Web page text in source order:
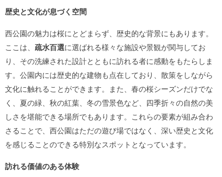
歴史と文化が息づく空間
西公園の魅力は桜にとどまらず、歴史的な背景にもあります。
ここは、 疏水百選に選ばれる様々な施設や景観が関与してお
り、その洗練された設計とともに訪れる者に感動をもたらしま
す。公園内には歴史的な建物も点在しており、散策をしながら
文化に触れることができます。また、春の桜シーズンだけでな
く、夏の緑、秋の紅葉、冬の雪景色など、四季折々の自然の美
しさを堪能できる場所でもあります。これらの要素が組み合わ
さることで、西公園はただの遊び場ではなく、深い歴史と文化
を感じることのできる特別なスポットとなっています。
訪れる価値のある体験